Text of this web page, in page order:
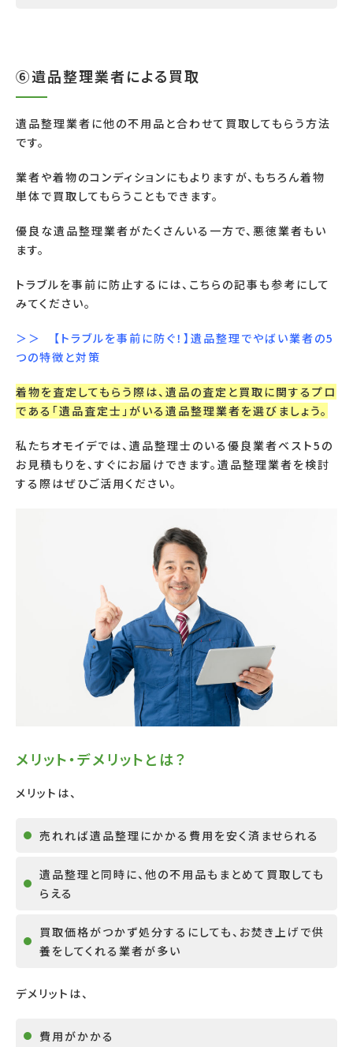
⑥遺品整理業者による買取
遺品整理業者に他の不用品と合わせて買取してもらう方法
です。
業者や着物のコンディションにもよりますが、もちろん着物
単体で買取してもらうこともできます。
優良な遺品整理業者がたくさんいる一方で、悪徳業者もい
ます。
トラブルを事前に防止するには、こちらの記事も参考にして
みてください。
＞＞ 【トラブルを事前に防ぐ！】遺品整理でやばい業者の5
つの特徴と対策
着物を査定してもらう際は、遺品の査定と買取に関するプロ
である「遺品査定士」がいる遺品整理業者を選びましょう。
私たちオモイデでは、遺品整理士のいる優良業者ベスト5 の
お見積もりを、すぐにお届けできます。遺品整理業者を検討
する際はぜひご活用ください。
メリット・デメリットとは？
メリットは、
売れれば遺品整理にかかる費用を安く済ませられる
遺品整理と同時に、他の不用品もまとめて買取しても
らえる
買取価格がつかず処分するにしても、お焚き上げで供
養をしてくれる業者が多い
デメリットは、
費用がかかる